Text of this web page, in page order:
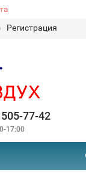
Регистрация
77-42
17:00